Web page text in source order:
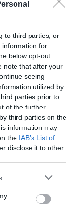
to third parties, or
information for
below opt-out
note that after your
seeing
utilized by
parties prior to
of the further
third parties on the
information may
the IAB’s List of
disclose it to other
datos del
usuarias
y cardio en el
tres días de
, que incluyen
actividades de
impacto. Sin
a largo plazo, la
del sistema,
en hogares
de
social, el
65%
dirigidas con
la seguridad y
la compañía y el
gana terreno a
lideran una